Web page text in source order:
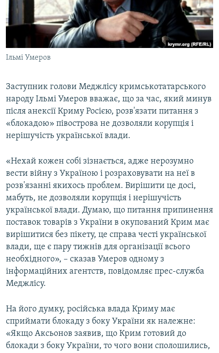
ВІДЕОУРОКИ «ELIFBE»
СВІДЧЕННЯ ОКУПАЦІЇ
УКРАЇНСЬКА ПРОБЛЕМА КРИМУ
ІНФОГРАФІКА
Русский
Qırımtatar
ДОЛУЧАЙСЯ!
Усі сайти RFE/RL
Ільмі Умеров
Заступник голови Меджлісу кримськотатарського
народу Ільмі Умеров вважає, що за час, який минув
після анексії Криму Росією, розв'язати питання з
«блокадою» півострова не дозволяли корупція і
нерішучість української влади.
«Нехай кожен собі зізнається, адже нерозумно
вести війну з Україною і розраховувати на неї в
розв'язанні якихось проблем. Вирішити це досі,
мабуть, не дозволяли корупція і нерішучість
української влади. Думаю, що питання припинення
поставок товарів з України в окупований Крим має
вирішитися без пікету, це справа честі української
влади, ще є пару тижнів для організації всього
необхідного», – сказав Умеров одному з
інформаційних агентств, повідомляє прес-служба
Меджлісу.
На його думку, російська влада Криму має
сприймати блокаду з боку України як належне:
«Якщо Аксьонов заявив, що Крим готовий до
блокади з боку України, то чого вони сполошились,